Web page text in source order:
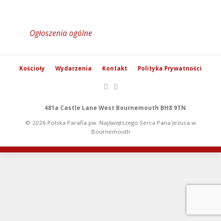
Ogłoszenia ogólne
Kościoły Wydarzenia Kontakt Polityka Prywatności
481a Castle Lane West Bournemouth BH8 9TN
© 2026 Polska Parafia pw. Najświętszego Serca Pana Jezusa w
Bournemouth